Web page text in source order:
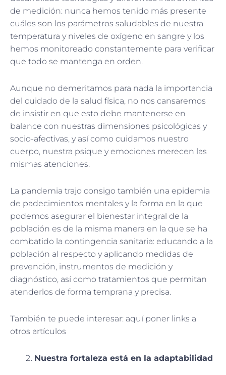
de medición: nunca hemos tenido más presente
cuáles son los parámetros saludables de nuestra
temperatura y niveles de oxígeno en sangre y los
hemos monitoreado constantemente para verificar
que todo se mantenga en orden.
Aunque no demeritamos para nada la importancia
del cuidado de la salud física, no nos cansaremos
de insistir en que esto debe mantenerse en
balance con nuestras dimensiones psicológicas y
socio-afectivas, y así como cuidamos nuestro
cuerpo, nuestra psique y emociones merecen las
mismas atenciones.
La pandemia trajo consigo también una epidemia
de padecimientos mentales y la forma en la que
podemos asegurar el bienestar integral de la
población es de la misma manera en la que se ha
combatido la contingencia sanitaria: educando a la
población al respecto y aplicando medidas de
prevención, instrumentos de medición y
diagnóstico, así como tratamientos que permitan
atenderlos de forma temprana y precisa.
También te puede interesar: aquí poner links a
otros artículos
Nuestra fortaleza está en la adaptabilidad